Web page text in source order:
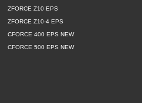
ZFORCE Z10 EPS
ZFORCE Z10-4 EPS
CFORCE 400 EPS NEW
CFORCE 500 EPS NEW